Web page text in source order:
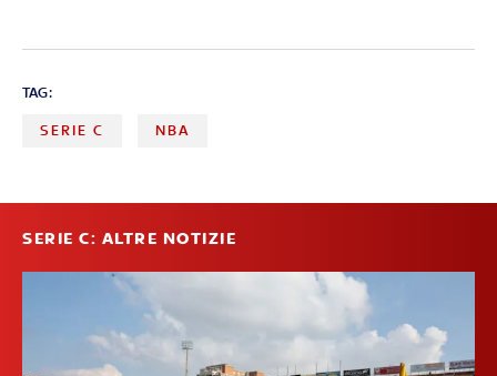
TAG:
SERIE C NBA
SERIE C: ALTRE NOTIZIE